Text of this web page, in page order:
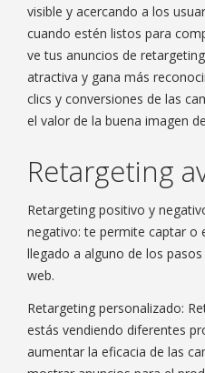
visible y acercando a los
cuando estén listos para
ve tus anuncios de
atractiva y gana más
clics y conversiones de las
el valor de la buena imagen
Retargeting
Retargeting positivo y
negativo: te permite captar o
llegado a alguno de los
web.
Retargeting personalizado:
estás vendiendo diferentes
aumentar la eficacia de las